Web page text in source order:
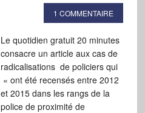
1 COMMENTAIRE
Le quotidien gratuit 20 minutes
consacre un article aux cas de
radicalisations de policiers qui
« ont été recensés entre 2012
et 2015 dans les rangs de la
police de proximité de